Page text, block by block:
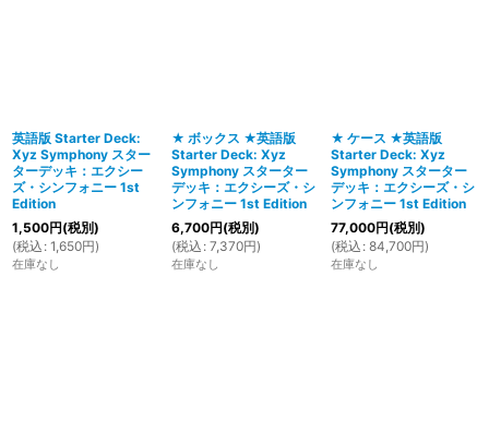
絞り込む
英語版 Starter Deck:
Xyz Symphony スター
ターデッキ：エクシー
ズ・シンフォニー 1st
Edition
1,500円(税別)
(税込 : 1,650円)
在庫なし
★ ボックス ★英語版
Starter Deck: Xyz
Symphony スターター
デッキ：エクシーズ・シ
ンフォニー 1st Edition
6,700円(税別)
(税込 : 7,370円)
在庫なし
★ ケース ★英語版
Starter Deck: Xyz
Symphony スターター
デッキ：エクシーズ・シ
ンフォニー 1st Edition
77,000円(税別)
(税込 : 84,700円)
在庫なし